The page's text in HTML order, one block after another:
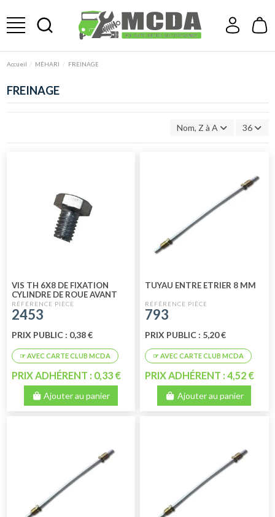
Accueil MÉHARI FREINAGE
FREINAGE
Nom, Z à A 36
VIS TH 6X8 DE FIXATION
CYLINDRE DE ROUE AVANT
OU ARRIÈRE
2453
PRIX PUBLIC : 0,38 €
PRIX ADHÉRENT : 0,33 €
Ajouter au panier
TUYAU ENTRE ETRIER 8 MM
793
PRIX PUBLIC : 5,20 €
PRIX ADHÉRENT : 4,52 €
Ajouter au panier